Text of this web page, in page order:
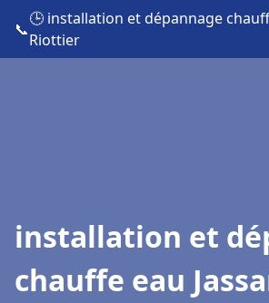
📞
🕒 installation et dépannage
Riottier
installation et
chauffe eau